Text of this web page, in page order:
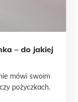
– do jakiej
mówi swoim
pożyczkach.